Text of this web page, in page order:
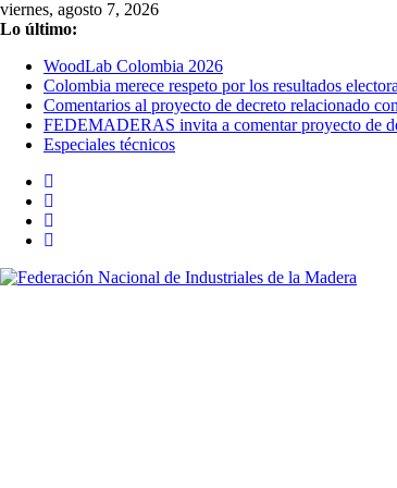
Saltar
al
viernes, agosto 7, 2026
Lo último:
WoodLab Colombia 2026
Colombia merece respeto por los resultados
Comentarios al proyecto de decreto relacionado
FEDEMADERAS invita a comentar proyecto de
Especiales técnicos